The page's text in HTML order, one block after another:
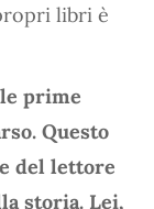
libri è
prime
Questo
del lettore
storia. Lei,